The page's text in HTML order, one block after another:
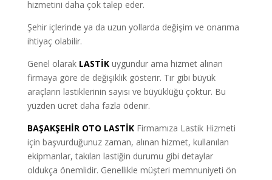
hizmetini daha çok talep eder.
Şehir içlerinde ya da uzun yollarda değişim ve onarıma
ihtiyaç olabilir.
Genel olarak LASTİK uygundur ama hizmet alınan
firmaya göre de değişiklik gösterir. Tır gibi büyük
araçların lastiklerinin sayısı ve büyüklüğü çoktur. Bu
yüzden ücret daha fazla ödenir.
BAŞAKŞEHİR OTO LASTİK Firmamıza Lastik Hizmeti
için başvurduğunuz zaman, alınan hizmet, kullanılan
ekipmanlar, takılan lastiğin durumu gibi detaylar
oldukça önemlidir. Genellikle müşteri memnuniyeti ön